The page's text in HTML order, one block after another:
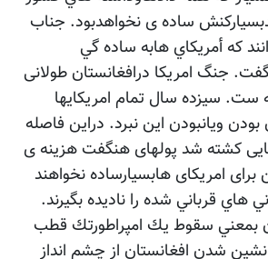
ساده ی نخواهدبود. جناب
كه أمريكاي هابه ساده گي
جنگ امریکا درافغانستان طولانی
سیزده سال تمام امریکایها
ويانبودن اين نبرد. دراین فاصله
کشته شد پولهای هنگفت هزينه ی
امریکای هابسیارساده نخواهند
هاي قرباني شده را ناديده بگيرند.
بمعني سقوط يك امپراطورتك قطب
شدن افغانستان از چشم انداز